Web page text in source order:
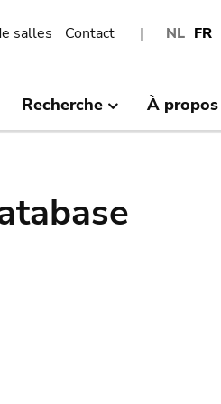
NL FR
salles Contact
Recherche À propos